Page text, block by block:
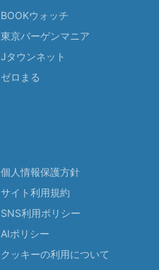
BOOKウォッチ
東京バーゲンマニア
Jタウンネット
ゼロまる
個人情報保護方針
サイト利用規約
SNS利用ポリシー
AIポリシー
クッキーの利用について